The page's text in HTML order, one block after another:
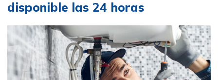
disponible las 24 horas